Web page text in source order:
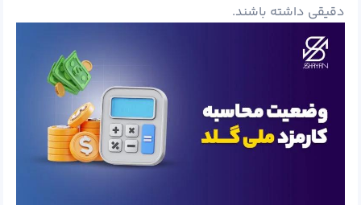
دقیقی داشته باشند.